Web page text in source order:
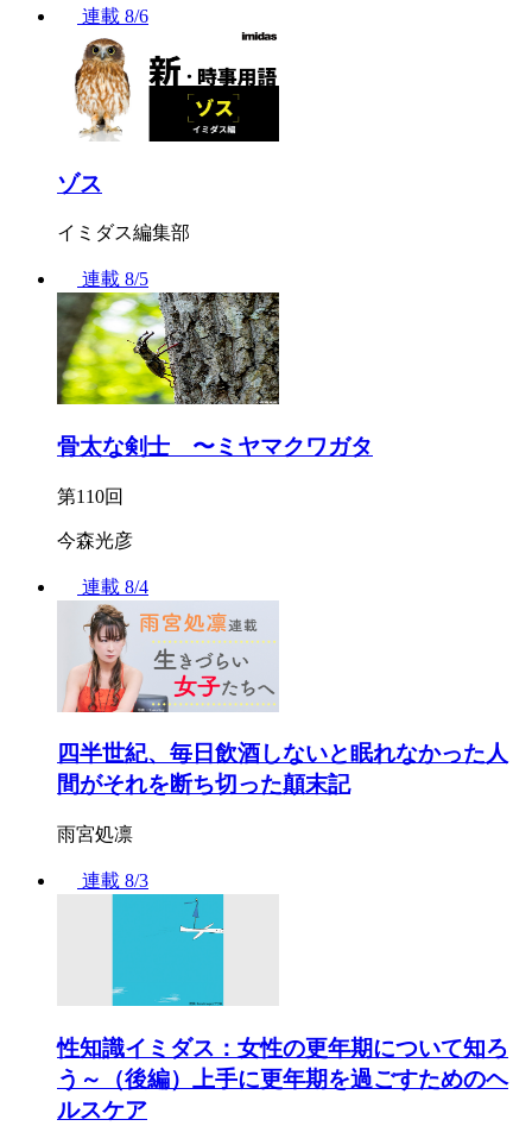
連載 8/6
ゾス
イミダス編集部
連載 8/5
骨太な剣士 〜ミヤマクワガタ
第110回
今森光彦
連載 8/4
四半世紀、毎日飲酒しないと眠れなかった人
間がそれを断ち切った顛末記
雨宮処凛
連載 8/3
性知識イミダス：女性の更年期について知ろ
う～（後編）上手に更年期を過ごすためのヘ
ルスケア